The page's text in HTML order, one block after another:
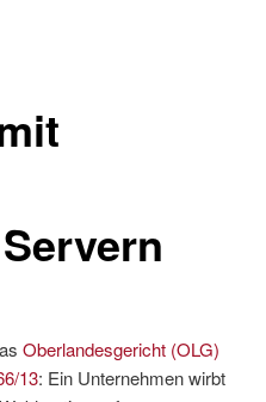
Oberlandesgericht (OLG)
13: Ein Unternehmen wirbt